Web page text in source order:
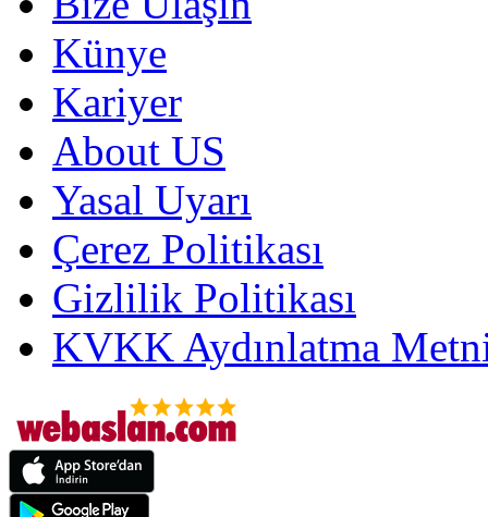
Künye
Kariyer
About US
Yasal Uyarı
Çerez Politikası
Gizlilik Politikası
KVKK Aydınlatma